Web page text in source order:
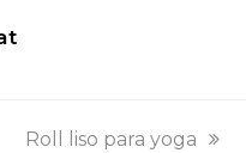
next
Roll liso para yoga